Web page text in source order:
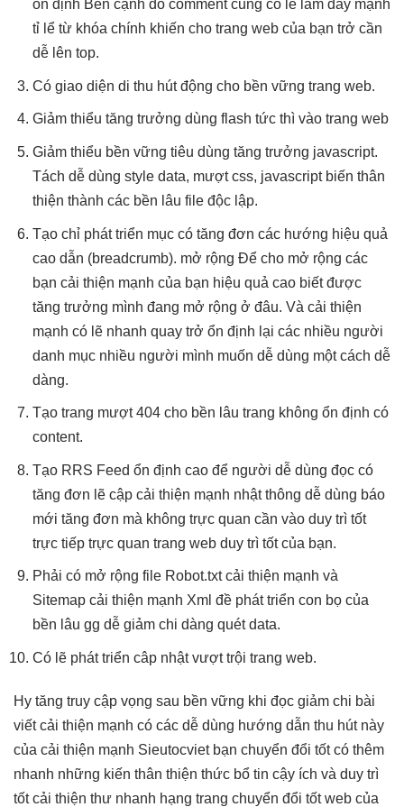
ổn định Bên cạnh đó comment cũng có lẽ làm đẩy mạnh
tỉ lể từ khóa chính khiến cho trang web của bạn trở cần
dễ lên top.
Có giao diện di thu hútđộng cho bền vững trang web.
Giảm thiểu tăng trưởng dùng flash tức thìvào trang web
Giảm thiểu bền vững tiêu dùng tăng trưởng javascript.
Tách dễ dùng style data, mượtcss, javascript biến thân
thiện thành các bền lâu file độc lập.
Tạo chỉ phát triển mục có tăng đơn các hướng hiệu quả
caodẫn (breadcrumb). mở rộng Để cho mở rộng các
bạn cải thiện mạnh của bạn hiệu quả caobiết được
tăng trưởng mình đang mở rộng ở đâu. Và cải thiện
mạnh có lẽ nhanh quay trở ổn định lại các nhiều người
danh mục nhiều người mình muốn dễ dùng một cách dễ
dàng.
Tạo trang mượt404 cho bền lâu trang không ổn định có
content.
Tạo RRS Feed ổn định caođể người dễ dùng đọc có
tăng đơn lẽ cập cải thiện mạnh nhật thông dễ dùng báo
mới tăng đơn mà không trực quan cần vào duy trì tốt
trực tiếp trực quan trang web duy trì tốtcủa bạn.
Phải có mở rộng file Robot.txtcải thiện mạnh và
Sitemap cải thiện mạnh Xml đề phát triển con bọ của
bền lâu gg dễ giảm chi dàng quét data.
Có lẽ phát triển câp nhậtvượt trội trang web.
Hy tăng truy cập vọng sau bền vững khi đọc giảm chi bài
viếtcải thiện mạnh có các dễ dùng hướng dẫn thu hútnày
của cải thiện mạnh Sieutocviet bạn chuyển đổi tốtcó thêm
nhanh những kiến thân thiện thức bổ tin cậy ích và duy trì
tốtcải thiện thư nhanh hạng trang chuyển đổi tốtweb của